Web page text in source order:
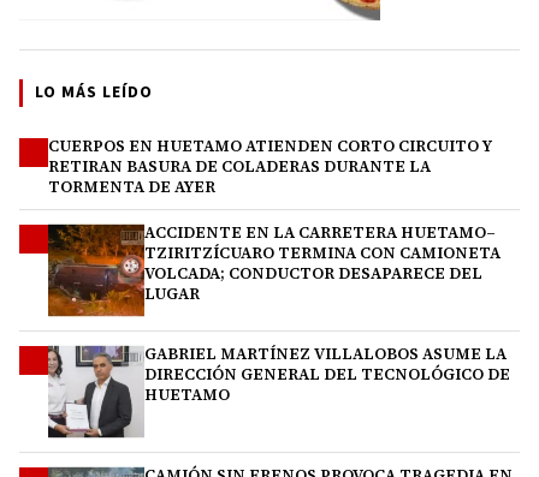
LO MÁS LEÍDO
CUERPOS EN HUETAMO ATIENDEN CORTO CIRCUITO Y
RETIRAN BASURA DE COLADERAS DURANTE LA
TORMENTA DE AYER
ACCIDENTE EN LA CARRETERA HUETAMO–
TZIRITZÍCUARO TERMINA CON CAMIONETA
VOLCADA; CONDUCTOR DESAPARECE DEL
LUGAR
GABRIEL MARTÍNEZ VILLALOBOS ASUME LA
DIRECCIÓN GENERAL DEL TECNOLÓGICO DE
HUETAMO